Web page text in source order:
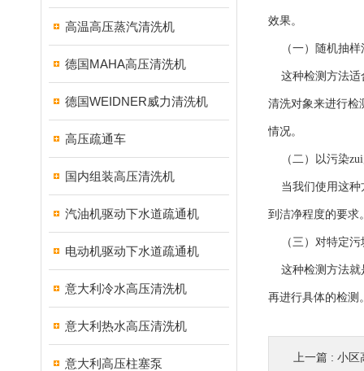
高温高压蒸汽清洗机
德国MAHA高压清洗机
德国WEIDNER威力清洗机
高压疏通车
国内组装高压清洗机
汽油机驱动下水道疏通机
电动机驱动下水道疏通机
意大利冷水高压清洗机
意大利热水高压清洗机
意大利高压柱塞泵
效果。
（一）随机抽样
这种检测方法适
清洗对象来进行检
情况。
（二）以污染zui
当我们使用这种
到洁净程度的要求
（三）对特定污
这种检测方法就
再进行具体的检测
上一篇 : 小区